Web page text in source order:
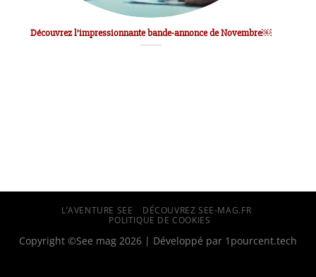
Découvrez l’impressionnante bande-annonce de Novembre￼
L’AVENTURE SEE
DÉCOUVREZ SEE-MAG.FR
POLITIQUE DE COOKIES
Copyright ©See mag 2026 | Développé par 1pourcent.tech